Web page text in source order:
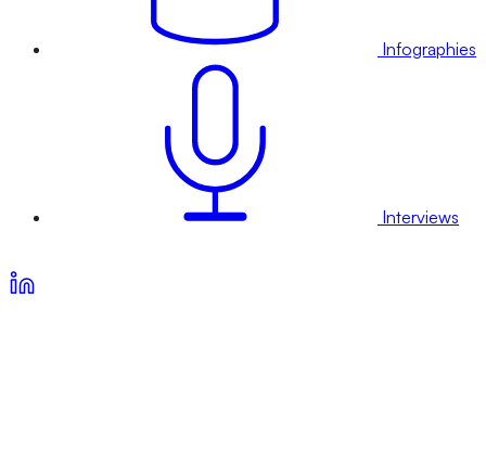
Infographies
Interviews